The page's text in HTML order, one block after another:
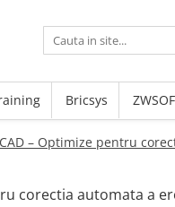
Bricsys
– Optimize pentru
corectia automata a